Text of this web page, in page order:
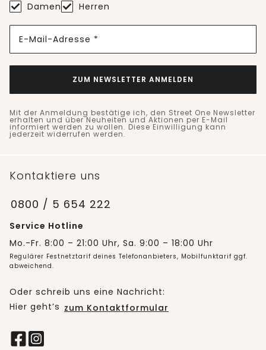
Damen Herren
E-Mail-Adresse *
ZUM NEWSLETTER ANMELDEN
Mit der Anmeldung bestätige ich, den Street One Newsletter
erhalten und über Neuheiten und Aktionen per E-Mail
informiert werden zu wollen. Diese Einwilligung kann
jederzeit widerrufen werden.
Kontaktiere uns
0800 / 5 654 222
Service Hotline
Mo.-Fr. 8:00 – 21:00 Uhr, Sa. 9:00 – 18:00 Uhr
Regulärer Festnetztarif deines Telefonanbieters, Mobilfunktarif ggf.
abweichend.
Oder schreib uns eine Nachricht:
Hier geht’s zum Kontaktformular